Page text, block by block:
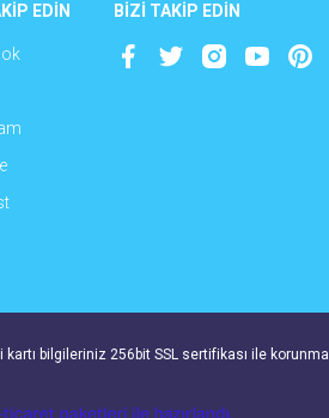
EDİN BİZİ TAKİP EDİN
kartı bilgileriniz 256bit SSL sertifikası ile
e-